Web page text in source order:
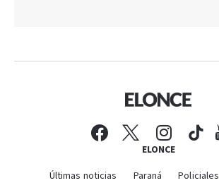
ELONCE
Últimas noticias Paraná Policiales